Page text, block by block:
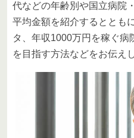
代などの年齢別や国立病院
平均金額を紹介するととも
タ、年収1000万円を稼ぐ
を目指す方法などをお伝え